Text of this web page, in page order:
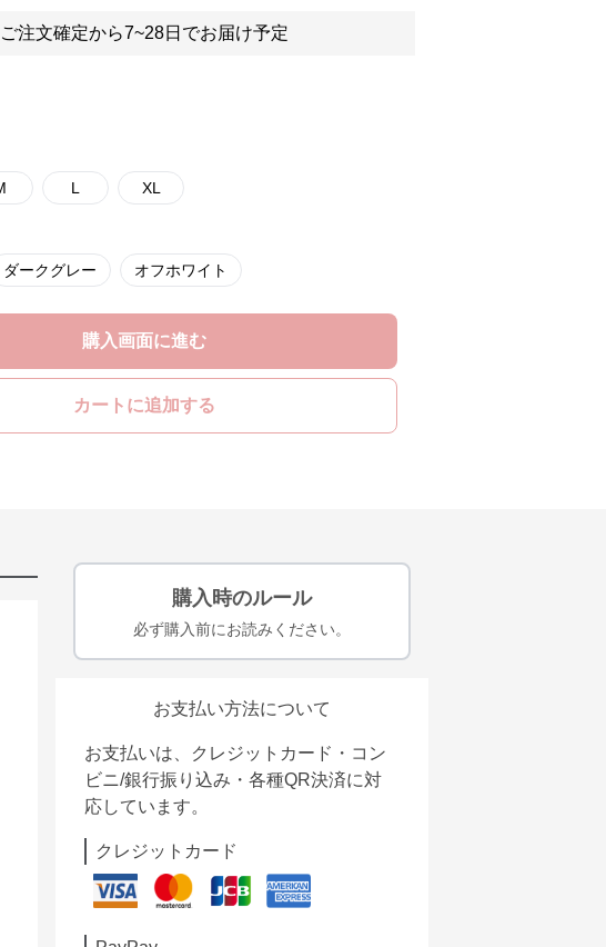
ご注文確定から7~28日でお届け予定
L XL
ダークグレー オフホワイト
購入画面に進む
カートに追加する
購入時のルール
必ず購入前にお読みください。
お支払い方法について
お支払いは、クレジットカード・コン
ビニ/銀行振り込み・各種QR決済に対
応しています。
クレジットカード